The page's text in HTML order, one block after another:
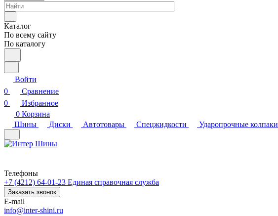
Каталог
По всему сайту
По каталогу
Войти
0
Сравнение
0
Избранное
0 Корзина
Шины
Диски Автотовары Спецжидкости Ударопрочные колпаки
Телефоны
+7 (4212) 64-01-23 Единая справочная служба
Заказать звонок
E-mail
info@inter-shini.ru